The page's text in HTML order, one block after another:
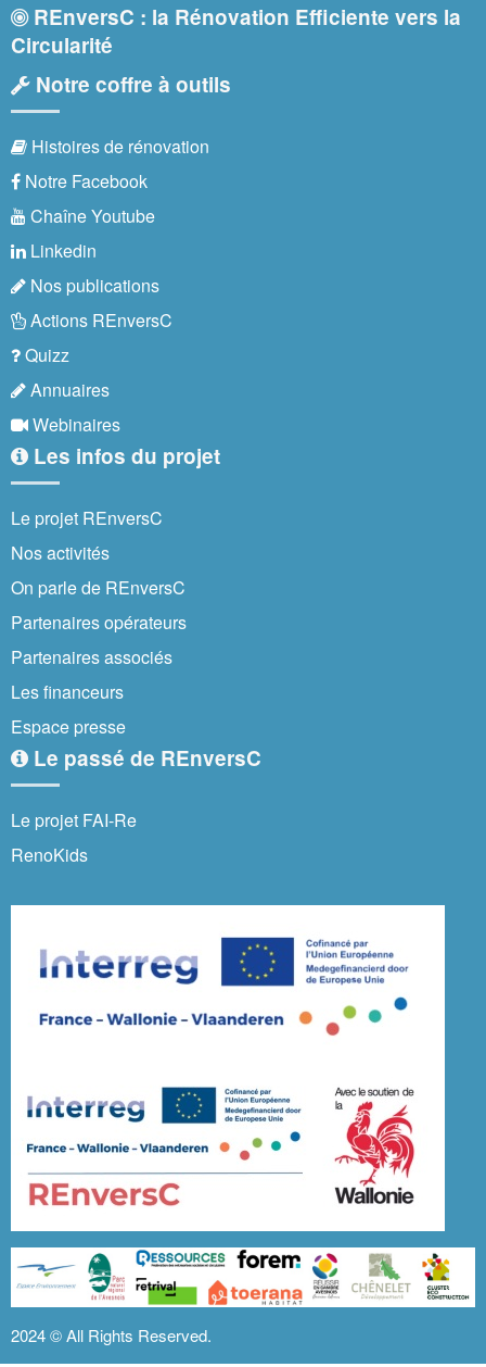
REnversC : la Rénovation Efficiente vers la
Circularité
Notre coffre à outils
Histoires de rénovation
Notre Facebook
Chaîne Youtube
Linkedin
Nos publications
Actions REnversC
Quizz
Annuaires
Webinaires
Les infos du projet
Le projet REnversC
Nos activités
On parle de REnversC
Partenaires opérateurs
Partenaires associés
Les financeurs
Espace presse
Le passé de REnversC
Le projet FAI-Re
RenoKids
2024 ©All Rights Reserved.